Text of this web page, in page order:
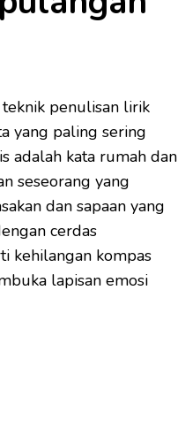
penulisan lirik
yang paling sering
adalah kata rumah dan
seseorang yang
dan sapaan yang
cerdas
kehilangan kompas
lapisan emosi